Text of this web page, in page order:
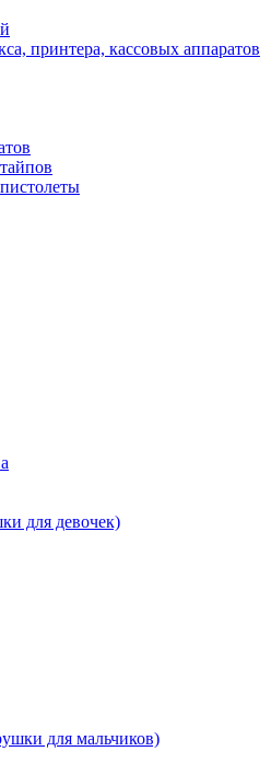
принтера, кассовых аппаратов
для девочек)
для мальчиков)